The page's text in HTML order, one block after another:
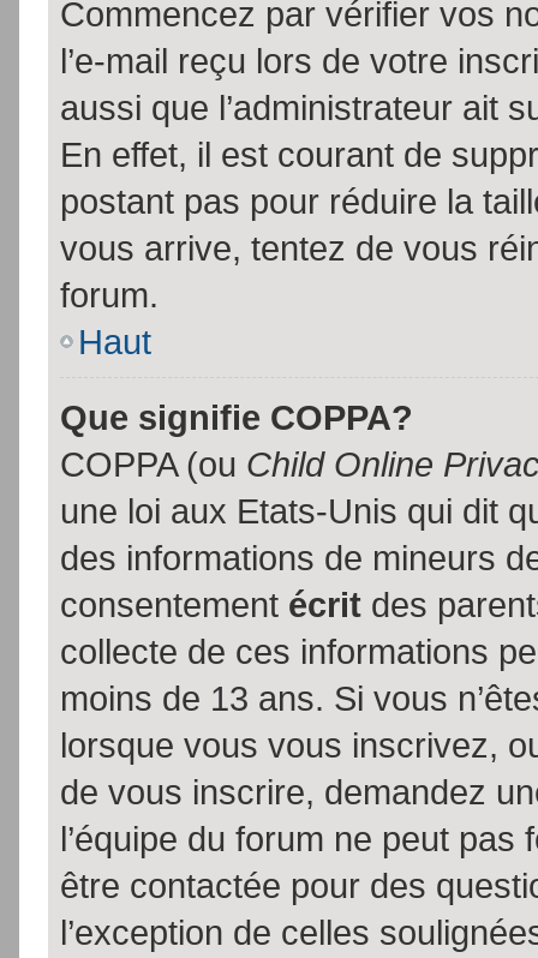
Commencez par vérifier vos
l’e-mail reçu lors de votre
aussi que l’administrateur ait
En effet, il est courant de
postant pas pour réduire la
vous arrive, tentez de vous
forum.
Haut
Que signifie COPPA?
COPPA (ou Child Online
une loi aux Etats-Unis qui dit
des informations de mineurs
consentement écrit des
collecte de ces informations
moins de 13 ans. Si vous
lorsque vous vous inscrivez,
de vous inscrire, demandez
l’équipe du forum ne peut
être contactée pour des
l’exception de celles